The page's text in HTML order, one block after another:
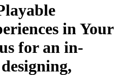
in Your
for an in-